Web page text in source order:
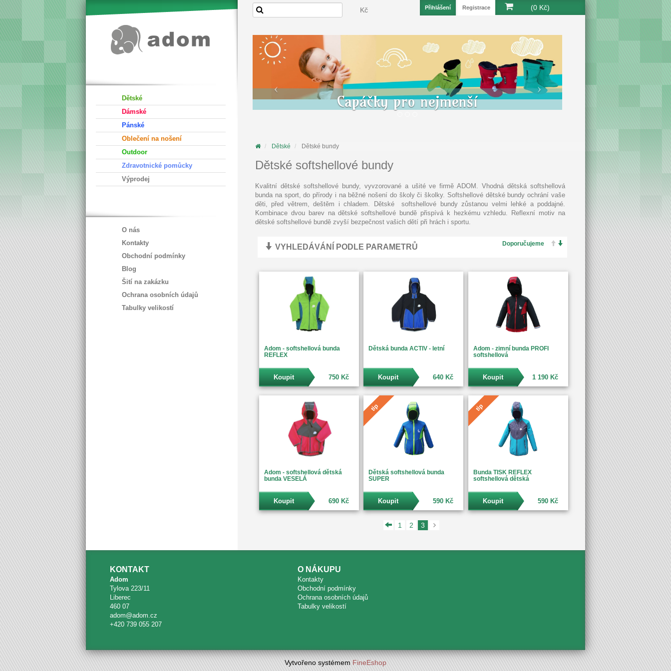
Dětské
Dámské
Pánské
Oblečení na nošení
Outdoor
Zdravotnické pomůcky
Výprodej
O nás
Kontakty
Obchodní podmínky
Blog
Šití na zakázku
Ochrana osobních údajů
Tabulky velikostí
Přihlášení Registrace
Kč (0 Kč)
Capáčky pro nejmenší
Dětské Dětské bundy
Dětské softshellové bundy
Kvalitní dětské softshellové bundy, vyvzorované a ušité ve firmě ADOM. Vhodná dětská softshellová
bunda na sport, do přírody i na běžné nošení do školy či školky. Softshellové dětské bundy ochrání vaše
děti, před větrem, deštěm i chladem. Dětské softshellové bundy zůstanou velmi lehké a poddajné.
Kombinace dvou barev na dětské softshellové bundě přispívá k hezkému vzhledu. Reflexní motiv na
dětské softshellové bundě zvyší bezpečnost vašich dětí při hrách i sportu.
VYHLEDÁVÁNÍ PODLE PARAMETRŮ
Adom - softshellová bunda
REFLEX
750 Kč
Koupit
Dětská bunda ACTIV - letní
640 Kč
Koupit
Adom - zimní bunda PROFI
softshellová
1 190 Kč
Koupit
Adom - softshellová dětská
bunda VESELÁ
690 Kč
Koupit
tip
Dětská softshellová bunda
SUPER
590 Kč
Koupit
tip
Bunda TISK REFLEX
softshellová dětská
590 Kč
Koupit
1 2 3
KONTAKT
Adom
Tylova 223/11
Liberec
460 07
adom@adom.cz
+420 739 055 207
O NÁKUPU
Kontakty
Obchodní podmínky
Ochrana osobních údajů
Tabulky velikostí
Vytvořeno systémem FineEshop